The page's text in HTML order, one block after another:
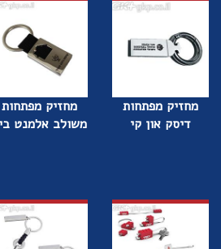
מחזיק מפתחות
דיסק און קי
מחזיק מפתחות
משולב אלמנט